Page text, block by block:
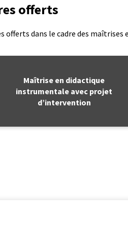
offerts
offerts dans le cadre des
Maîtrise en didactique
instrumentale avec projet
d’intervention